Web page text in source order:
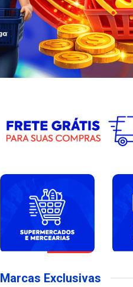
Marcas Exclusivas